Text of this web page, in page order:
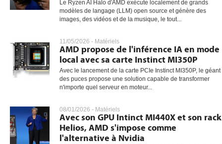
Le Ryzen AI Halo d'AMD exécute localement de grands
modèles de langage (LLM) open source et génère des
images, des vidéos et de la musique, le tout...
11/05/2026 - Matériels
AMD propose de l'inférence IA en mode
local avec sa carte Instinct MI350P
Avec le lancement de la carte PCIe Instinct MI350P, le géant
des puces propose une solution capable de transformer
n'importe quel serveur en moteur...
08/01/2026 - Matériels
Avec son GPU Intinct MI440X et son rack
Helios, AMD s'impose comme
l'alternative à Nvidia